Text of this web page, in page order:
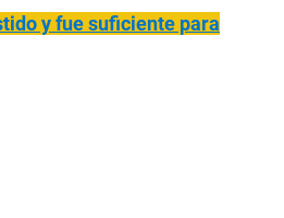
y fue suficiente para